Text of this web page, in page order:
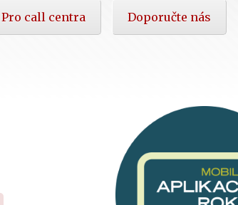
Pro call centra Doporučte nás